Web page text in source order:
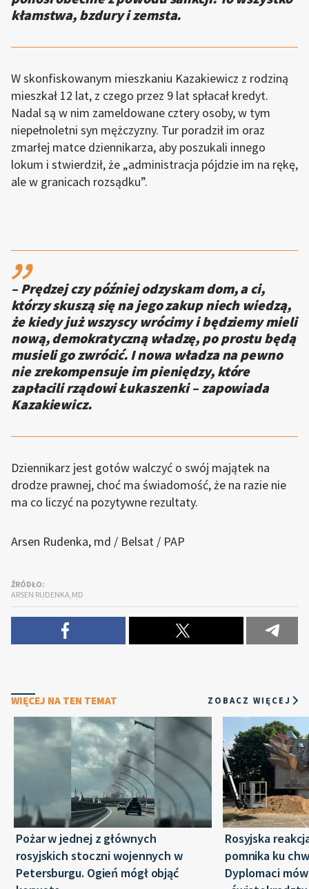
kłamstwa, bzdury i zemsta.
W skonfiskowanym mieszkaniu Kazakiewicz z rodziną
mieszkał 12 lat, z czego przez 9 lat spłacał kredyt.
Nadal są w nim zameldowane cztery osoby, w tym
niepełnoletni syn mężczyzny. Tur poradził im oraz
zmarłej matce dziennikarza, aby poszukali innego
lokum i stwierdził, że „administracja pójdzie im na rękę,
ale w granicach rozsądku”.
,,
– Prędzej czy później odzyskam dom, a ci,
którzy skuszą się na jego zakup niech wiedzą,
że kiedy już wszyscy wrócimy i będziemy mieli
nową, demokratyczną władzę, po prostu będą
musieli go zwrócić. I nowa władza na pewno
nie zrekompensuje im pieniędzy, które
zapłacili rządowi Łukaszenki – zapowiada
Kazakiewicz.
Dziennikarz jest gotów walczyć o swój majątek na
drodze prawnej, choć ma świadomość, że na razie nie
ma co liczyć na pozytywne rezultaty.
Arsen Rudenka, md / Belsat / PAP
ŹRÓDŁO:
ARSEN RUDENKA,MD
WIĘCEJ NA TEN TEMAT ZOBACZ WIĘCEJ
Pożar w jednej z głównych
rosyjskich stoczni wojennych w
Petersburgu. Ogień mógł objąć
Rosyjska
pomnika ku
Dyplomaci